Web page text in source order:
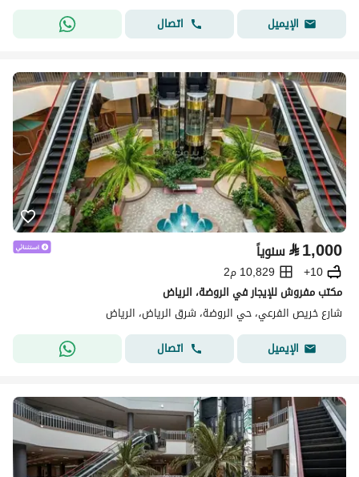
الإيميل
اتصال
⃁1,000 سنوياً
10+
10,829 م2
مكتب مفروش للإيجار في الروضة، الرياض
شارع خريص الفرعي، حي الروضة، شرق الرياض، الرياض
الإيميل
اتصال